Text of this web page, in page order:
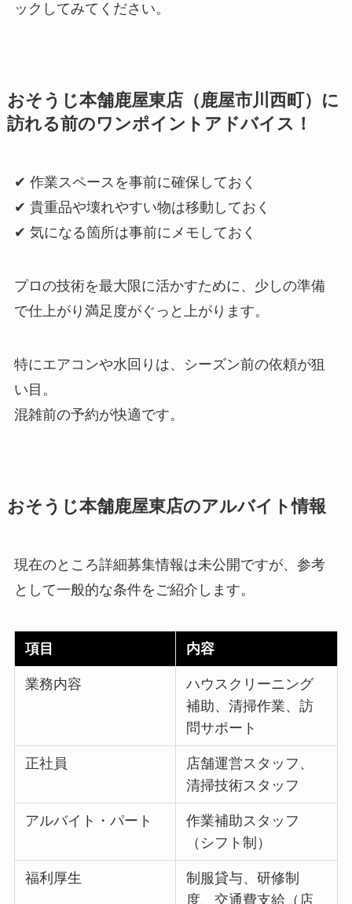
ックしてみてください。
おそうじ本舗鹿屋東店（鹿屋市川西町）に
訪れる前のワンポイントアドバイス！
✔ 作業スペースを事前に確保しておく
✔ 貴重品や壊れやすい物は移動しておく
✔ 気になる箇所は事前にメモしておく
プロの技術を最大限に活かすために、少しの準備
で仕上がり満足度がぐっと上がります。
特にエアコンや水回りは、シーズン前の依頼が狙
い目。
混雑前の予約が快適です。
おそうじ本舗鹿屋東店のアルバイト情報
現在のところ詳細募集情報は未公開ですが、参考
として一般的な条件をご紹介します。
項目 内容
業務内容
ハウスクリーニング
補助、清掃作業、訪
問サポート
正社員
店舗運営スタッフ、
清掃技術スタッフ
アルバイト・パート
作業補助スタッフ
（シフト制）
福利厚生
制服貸与、研修制
度、交通費支給（店